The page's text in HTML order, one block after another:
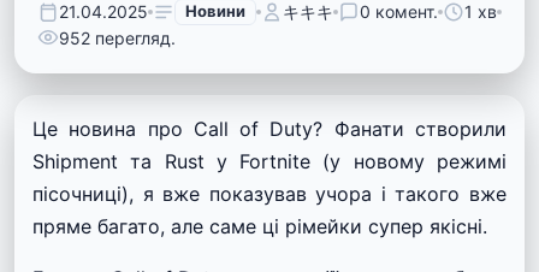
21.04.2025 Новини キキキ 0 комент.
1 хв
952 перегляд.
Це новина про Call of Duty? Фанати створили
Shipment та Rust у Fortnite (у новому режимі
пісочниці), я вже показував учора і такого вже
пряме багато, але саме ці рімейки супер якісні.